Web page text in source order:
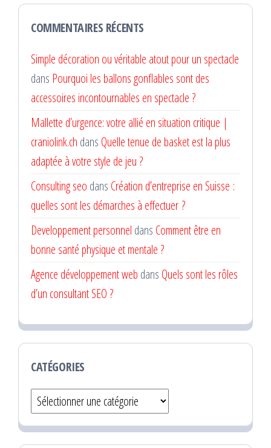
COMMENTAIRES RÉCENTS
Simple décoration ou véritable atout pour un spectacle
dans Pourquoi les ballons gonflables sont des
accessoires incontournables en spectacle ?
Mallette d’urgence: votre allié en situation critique |
craniolink.ch dans Quelle tenue de basket est la plus
adaptée à votre style de jeu ?
Consulting seo dans Création d’entreprise en Suisse :
quelles sont les démarches à effectuer ?
Developpement personnel dans Comment être en
bonne santé physique et mentale ?
Agence développement web dans Quels sont les rôles
d’un consultant SEO ?
CATÉGORIES
Catégories